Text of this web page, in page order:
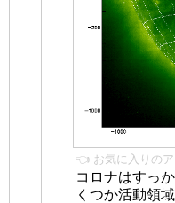
👈 お気に入りのア
コロナはすっ
くつか活動領